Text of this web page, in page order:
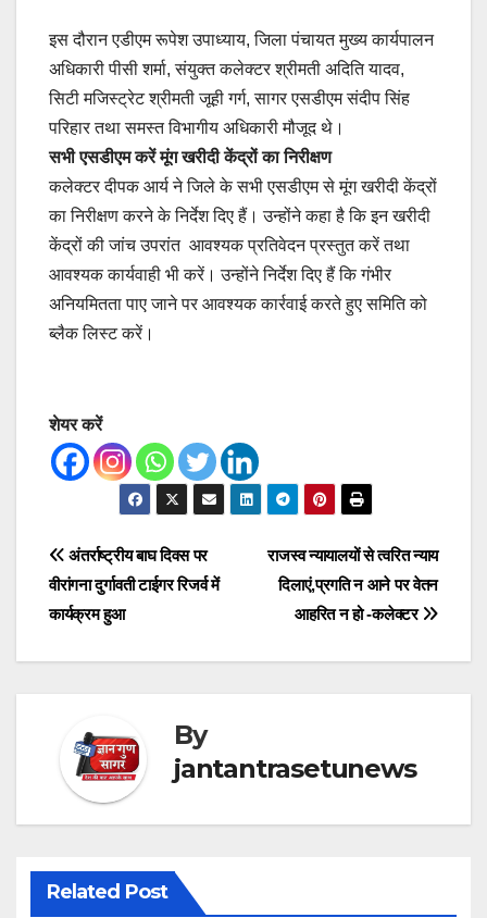
इस दौरान एडीएम रूपेश उपाध्याय, जिला पंचायत मुख्य कार्यपालन
अधिकारी पीसी शर्मा, संयुक्त कलेक्टर श्रीमती अदिति यादव,
सिटी मजिस्ट्रेट श्रीमती जूही गर्ग, सागर एसडीएम संदीप सिंह
परिहार तथा समस्त विभागीय अधिकारी मौजूद थे।
सभी एसडीएम करें मूंग खरीदी केंद्रों का निरीक्षण
कलेक्टर दीपक आर्य ने जिले के सभी एसडीएम से मूंग खरीदी केंद्रों
का निरीक्षण करने के निर्देश दिए हैं। उन्होंने कहा है कि इन खरीदी
केंद्रों की जांच उपरांत आवश्यक प्रतिवेदन प्रस्तुत करें तथा
आवश्यक कार्यवाही भी करें। उन्होंने निर्देश दिए हैं कि गंभीर
अनियमितता पाए जाने पर आवश्यक कार्रवाई करते हुए समिति को
ब्लैक लिस्ट करें।
शेयर करें
Post
navigation
राजस्व न्यायालयों से त्वरित न्याय
दिलाएं,प्रगति न आने पर वेतन
आहरित न हो -कलेक्टर
अंतर्राष्ट्रीय बाघ दिवस पर
वीरांगना दुर्गावती टाईगर रिजर्व में
कार्यक्रम हुआ
By
jantantrasetunews
Related Post